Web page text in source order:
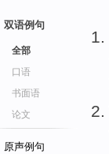
双语例句
全部
口语
书面语
论文
原声例句